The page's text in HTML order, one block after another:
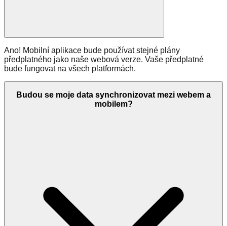
Ano! Mobilní aplikace bude používat stejné plány
předplatného jako naše webová verze. Vaše předplatné
bude fungovat na všech platformách.
Budou se moje data synchronizovat mezi webem a
mobilem?